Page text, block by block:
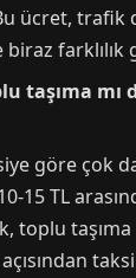
ücret, trafik
farklılık
taşıma mı
göre çok
15 TL
toplu taşıma